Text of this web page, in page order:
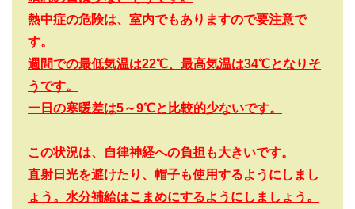
熱中症の危険は、室内でもありますので要注意で
す。
週間での最低気温は22℃、最高気温は34℃となりそ
うです。
一日の寒暖差は5～9℃と比較的少ないです。
この状況は、自律神経への負担も大きいです。
直射日光を避けたり、帽子も使用するようにしまし
ょう。水分補給はこまめにするようにしましょう。